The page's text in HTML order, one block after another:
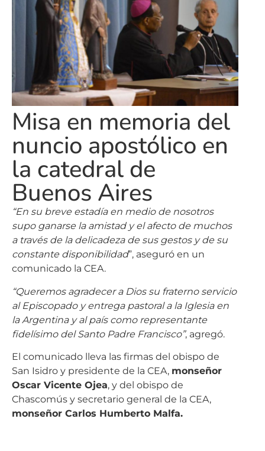
Misa en memoria del
nuncio apostólico en
la catedral de
Buenos Aires
“En su breve estadía en medio de nosotros
supo ganarse la amistad y el afecto de muchos
a través de la delicadeza de sus gestos y de su
constante disponibilidad ”, aseguró en un
comunicado la CEA.
“Queremos agradecer a Dios su fraterno servicio
al Episcopado y entrega pastoral a la Iglesia en
la Argentina y al país como representante
fidelísimo del Santo Padre Francisco”, agregó.
El comunicado lleva las firmas del obispo de
San Isidro y presidente de la CEA, monseñor
Oscar Vicente Ojea, y del obispo de
Chascomús y secretario general de la CEA,
monseñor Carlos Humberto Malfa.